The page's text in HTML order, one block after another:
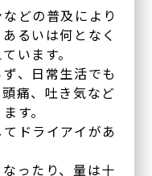
どの普及により
るいは何となく
います。
、日常生活でも
痛、吐き気など
す。
ドライアイがあ
ったり、量は十